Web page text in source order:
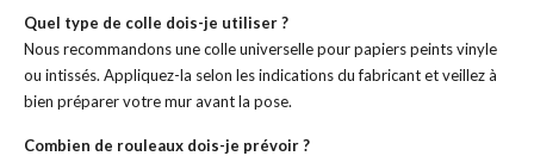
Quel type de colle dois-je utiliser ?
Nous recommandons une colle universelle pour papiers peints vinyle
ou intissés. Appliquez-la selon les indications du fabricant et veillez à
bien préparer votre mur avant la pose.
Combien de rouleaux dois-je prévoir ?